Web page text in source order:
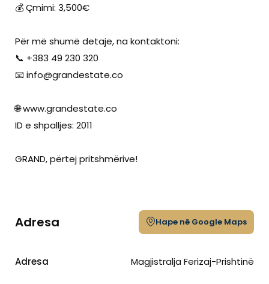
💰 Çmimi: 3,500€
Për më shumë detaje, na kontaktoni:
📞 +383 49 230 320
📧 info@grandestate.co
🌐 www.grandestate.co
ID e shpalljes: 2011
GRAND, përtej pritshmërive!
Adresa Hape në Google Maps
Adresa Magjistralja Ferizaj-Prishtinë